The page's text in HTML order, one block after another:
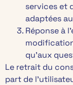
services et
adaptées
Réponse à
qu’aux
Le retrait du
part de